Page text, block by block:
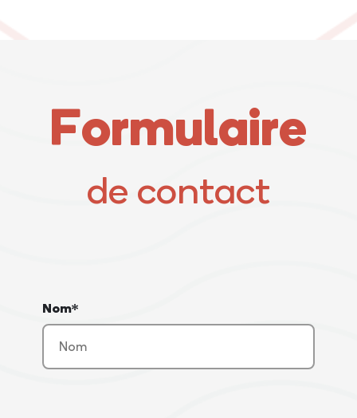
Formulaire
de contact
Nom*